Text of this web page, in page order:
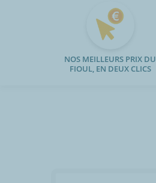
NOS MEILLEURS PRIX DU
FIOUL, EN DEUX CLICS